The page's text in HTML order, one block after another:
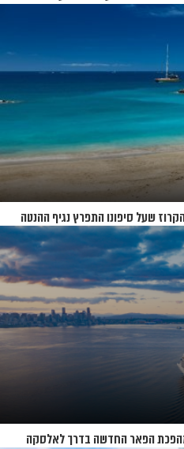
שעל סיפונו התפרץ נגיף ההנטה